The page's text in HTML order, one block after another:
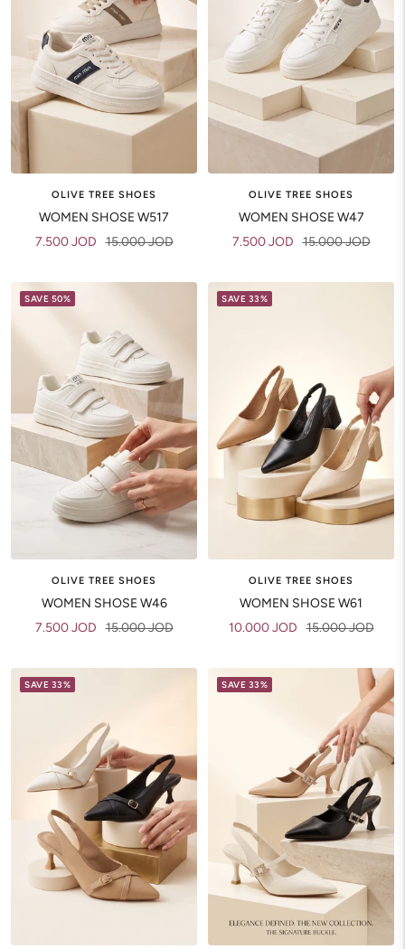
OLIVE TREE SHOES
WOMEN SHOSE W517
Sale
7.500 JOD Regular
15.000 JOD
OLIVE TREE SHOES
WOMEN SHOSE W47
Sale
7.500 JOD Regular
15.000 JOD
SAVE 50%
OLIVE TREE SHOES
WOMEN SHOSE W46
Sale
7.500 JOD Regular
15.000 JOD
SAVE 33%
OLIVE TREE SHOES
WOMEN SHOSE W61
Sale
10.000 JOD Regular
15.000 JOD
SAVE 33% SAVE 33%